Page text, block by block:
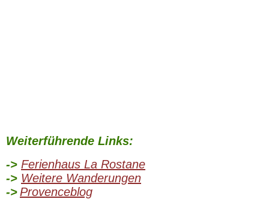
Weiterführende Links:
-> Ferienhaus La Rostane
-> Weitere Wanderungen
-> Provenceblog